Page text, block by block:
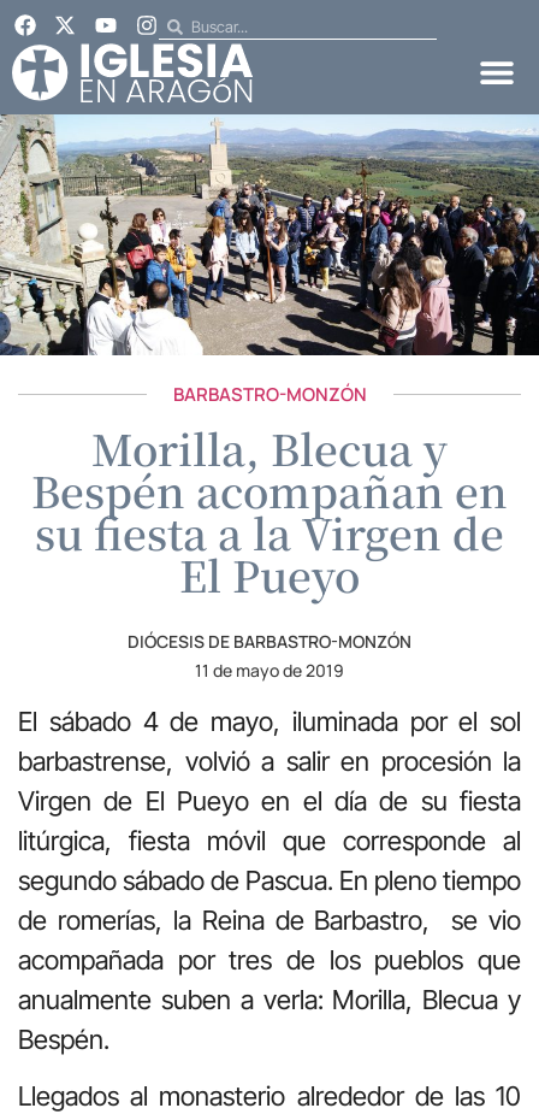
BARBASTRO-MONZÓN
Morilla, Blecua y
Bespén acompañan en
su fiesta a la Virgen de
El Pueyo
DIÓCESIS DE BARBASTRO-MONZÓN
11 de mayo de 2019
El sábado 4 de mayo, iluminada por el sol
barbastrense, volvió a salir en procesión la
Virgen de El Pueyo en el día de su fiesta
litúrgica, fiesta móvil que corresponde al
segundo sábado de Pascua. En pleno tiempo
de romerías, la Reina de Barbastro, se vio
acompañada por tres de los pueblos que
anualmente suben a verla: Morilla, Blecua y
Bespén.
Llegados al monasterio alrededor de las 10